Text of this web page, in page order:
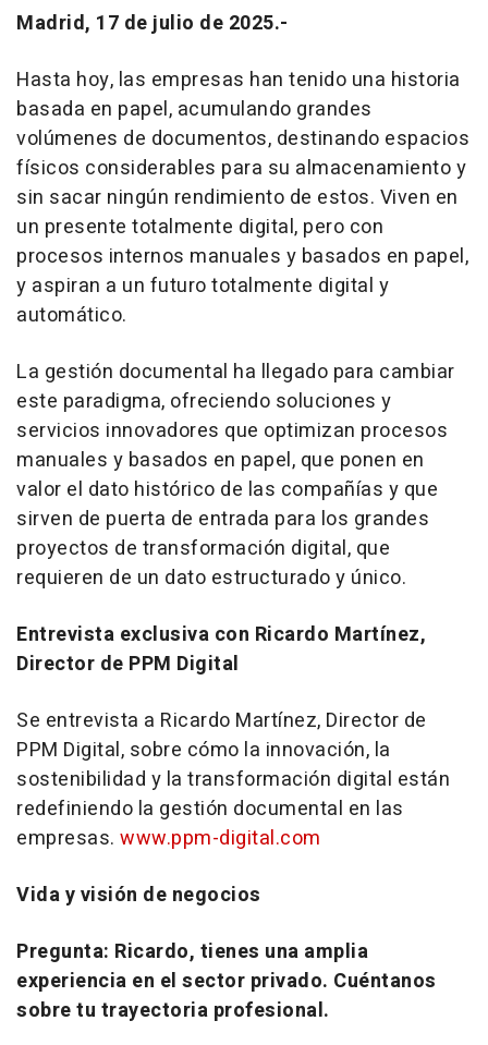
Madrid, 17 de julio de 2025.-
Hasta hoy, las empresas han tenido una historia
basada en papel, acumulando grandes
volúmenes de documentos, destinando espacios
físicos considerables para su almacenamiento y
sin sacar ningún rendimiento de estos. Viven en
un presente totalmente digital, pero con
procesos internos manuales y basados en papel,
y aspiran a un futuro totalmente digital y
automático.
La gestión documental ha llegado para cambiar
este paradigma, ofreciendo soluciones y
servicios innovadores que optimizan procesos
manuales y basados en papel, que ponen en
valor el dato histórico de las compañías y que
sirven de puerta de entrada para los grandes
proyectos de transformación digital, que
requieren de un dato estructurado y único.
Entrevista exclusiva con Ricardo Martínez,
Director de PPM Digital
Se entrevista a Ricardo Martínez, Director de
PPM Digital, sobre cómo la innovación, la
sostenibilidad y la transformación digital están
redefiniendo la gestión documental en las
empresas. www.ppm-digital.com
Vida y visión de negocios
Pregunta: Ricardo, tienes una amplia
experiencia en el sector privado. Cuéntanos
sobre tu trayectoria profesional.